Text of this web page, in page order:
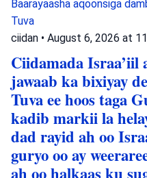
Baarayaasha aqoonsiga
Tuva
ciidan • August 6, 2026 at
Ciidamada Israa’iil
jawaab ka bixiyay
Tuva ee hoos taga
kadib markii la
dad rayid ah oo
guryo oo ay
ah oo halkaas ku